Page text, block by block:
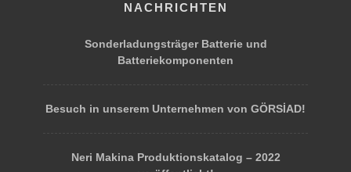
NACHRICHTEN
Sonderladungsträger Batterie und
Batteriekomponenten
Besuch in unserem Unternehmen von GÖRSİAD!
Neri Makina Produktionskatalog – 2022